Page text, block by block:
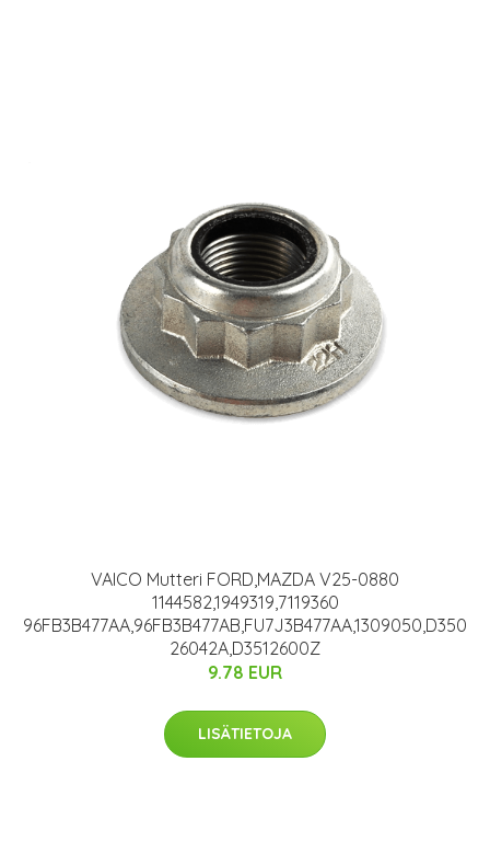
VAICO Mutteri FORD,MAZDA V25-0880
1144582,1949319,7119360
96FB3B477AA,96FB3B477AB,FU7J3B477AA,1309050,D350
26042A,D3512600Z
9.78 EUR
LISÄTIETOJA